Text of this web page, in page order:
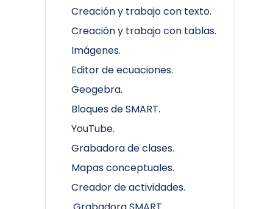
Creación y trabajo con texto.
Creación y trabajo con tablas.
Imágenes.
Editor de ecuaciones.
Geogebra.
Bloques de SMART.
YouTube.
Grabadora de clases.
Mapas conceptuales.
Creador de actividades.